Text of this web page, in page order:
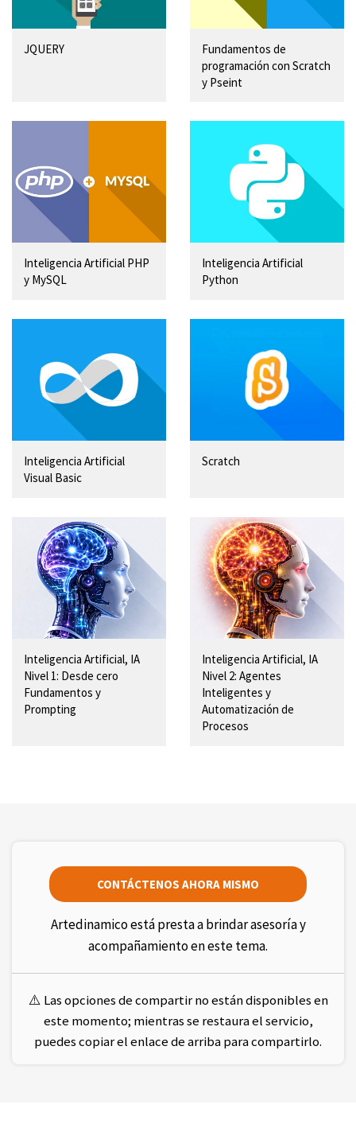
JQUERY
Fundamentos de
programación con Scratch
y Pseint
Inteligencia Artificial PHP
y MySQL
Inteligencia Artificial
Python
Inteligencia Artificial
Visual Basic
Scratch
Inteligencia Artificial, IA
Nivel 1: Desde cero
Fundamentos y
Prompting
Inteligencia Artificial, IA
Nivel 2: Agentes
Inteligentes y
Automatización de
Procesos
CONTÁCTENOS AHORA MISMO
Artedinamico está presta a brindar asesoría y
acompañamiento en este tema.
⚠️ Las opciones de compartir no están disponibles en
este momento; mientras se restaura el servicio,
puedes copiar el enlace de arriba para compartirlo.